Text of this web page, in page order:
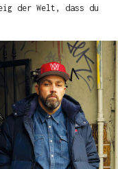
der Welt, dass du